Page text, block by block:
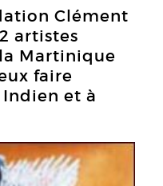
Clément
artistes
Martinique
faire
et à